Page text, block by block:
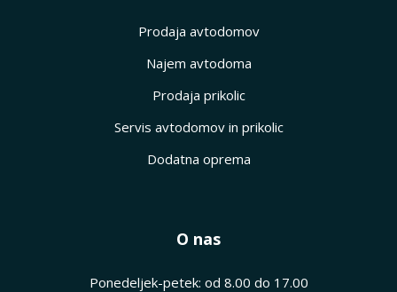
Prodaja avtodomov
Najem avtodoma
Prodaja prikolic
Servis avtodomov in prikolic
Dodatna oprema
O nas
Ponedeljek-petek: od 8.00 do 17.00